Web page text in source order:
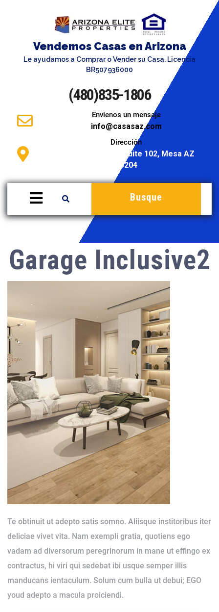
Vendemos Casas en Arizona
Le ayudamos a Comprar o Vender su Casa. Licencia
BR507936000
(480)835-1806
Envienos un mensaje
info@casasaz.com
Dirección
946 S. Stapley Dr. Suite 102, Mesa AZ
85204
Busque
Garage Inclusive2
Te obtinuit ut adepto satis somno. Aliisque institoribus iter
deliciae vivet vita. Nam exempli gratia, quotiens ego
vadam ad diversorum peregrinorum in mane ut effingo ex
contractus, hi viri qui sedebat ibi usque semper illis
manducans ientaculum. Solum cum bulla ut debui; EGO
youd adepto a macula proiciendi.